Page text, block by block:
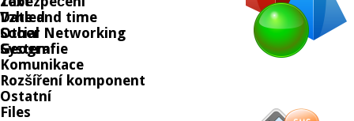
Date and time
Social Networking
Geografie
Komunikace
Rozšíření komponent
Ostatní
Files
Vzhled
Other
System